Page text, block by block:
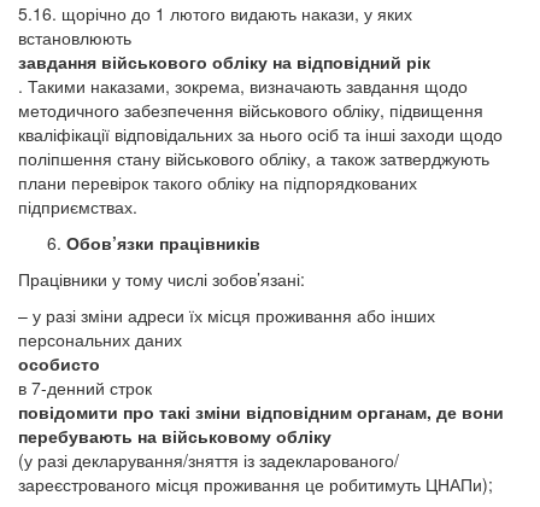
5.16. щорічно до 1 лютого видають накази, у яких
встановлюють
завдання військового обліку на відповідний рік
. Такими наказами, зокрема, визначають завдання щодо
методичного забезпечення військового обліку, підвищення
кваліфікації відповідальних за нього осіб та інші заходи щодо
поліпшення стану військового обліку, а також затверджують
плани перевірок такого обліку на підпорядкованих
підприємствах.
Обов’язки працівників
Працівники у тому числі зобов’язані:
– у разі зміни адреси їх місця проживання або інших
персональних даних
особисто
в 7-денний строк
повідомити про такі зміни відповідним органам, де вони
перебувають на військовому обліку
(у разі декларування/зняття із задекларованого/
зареєстрованого місця проживання це робитимуть ЦНАПи);